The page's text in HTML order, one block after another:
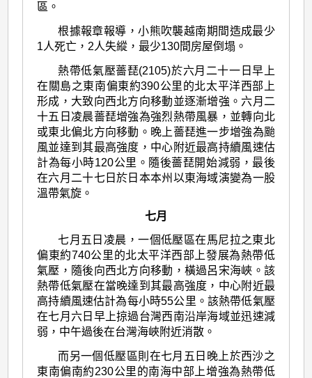
區。
根據報章報導，小熊吹襲越南期間造成最少
1人死亡，2人失縱，最少130間房屋倒塌。
熱帶低氣壓薔琵(2105)於六月二十一日早上
在關島之東南偏東約390公里的北太平洋西部上
形成，大致向西北方向移動並逐漸增強。六月二
十五日凌晨薔琵增強為強烈熱帶風暴，並轉向北
或東北偏北方向移動。晚上薔琵進一步增強為颱
風並達到其最高強度，中心附近最高持續風速估
計為每小時120公里。隨後薔琵開始減弱，最後
在六月二十七日於日本本州以東海域演變為一股
溫帶氣旋。
七月
七月五日凌晨，一個低壓區在馬尼拉之東北
偏東約740公里的北太平洋西部上發展為熱帶低
氣壓，隨後向西北方向移動，橫過呂宋海峽。該
熱帶低氣壓在當晚達到其最高強度，中心附近最
高持續風速估計為每小時55公里。該熱帶低氣壓
在七月六日早上掠過台灣西南沿岸海域並迅速減
弱，中午過後在台灣海峽附近消散。
而另一個低壓區則在七月五日晚上於西沙之
東南偏南約230公里的南海中部上增強為熱帶低